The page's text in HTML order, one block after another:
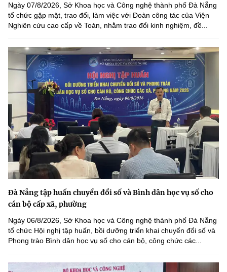
Ngày 07/8/2026, Sở Khoa học và Công nghệ thành phố Đà Nẵng
tổ chức gặp mặt, trao đổi, làm việc với Đoàn công tác của Viện
Nghiên cứu cao cấp về Toán, nhằm trao đổi kinh nghiệm, đề...
Đà Nẵng tập huấn chuyển đổi số và Bình dân học vụ số cho
cán bộ cấp xã, phường
Ngày 06/8/2026, Sở Khoa học và Công nghệ thành phố Đà Nẵng
tổ chức Hội nghị tập huấn, bồi dưỡng triển khai chuyển đổi số và
Phong trào Bình dân học vụ số cho cán bộ, công chức các...